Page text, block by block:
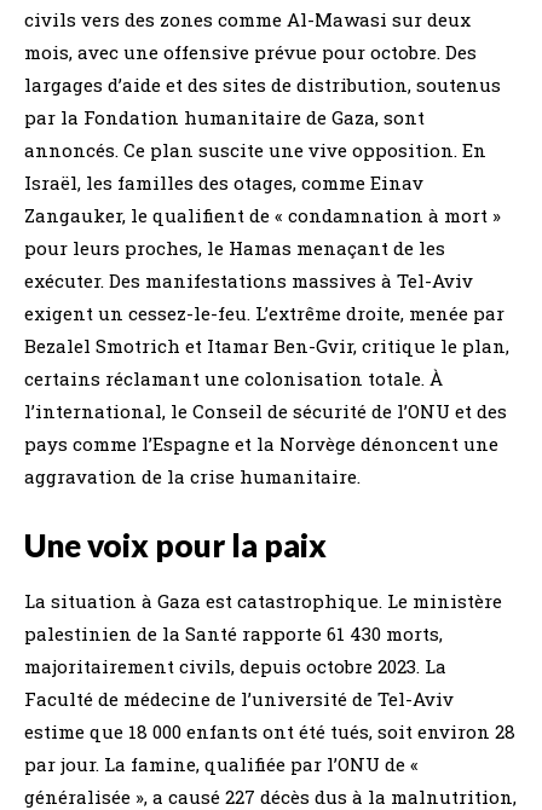
civils vers des zones comme Al-Mawasi sur deux
mois, avec une offensive prévue pour octobre. Des
largages d’aide et des sites de distribution, soutenus
par la Fondation humanitaire de Gaza, sont
annoncés. Ce plan suscite une vive opposition. En
Israël, les familles des otages, comme Einav
Zangauker, le qualifient de « condamnation à mort »
pour leurs proches, le Hamas menaçant de les
exécuter. Des manifestations massives à Tel-Aviv
exigent un cessez-le-feu. L’extrême droite, menée par
Bezalel Smotrich et Itamar Ben-Gvir, critique le plan,
certains réclamant une colonisation totale. À
l’international, le Conseil de sécurité de l’ONU et des
pays comme l’Espagne et la Norvège dénoncent une
aggravation de la crise humanitaire.
Une voix pour la paix
La situation à Gaza est catastrophique. Le ministère
palestinien de la Santé rapporte 61 430 morts,
majoritairement civils, depuis octobre 2023. La
Faculté de médecine de l’université de Tel-Aviv
estime que 18 000 enfants ont été tués, soit environ 28
par jour. La famine, qualifiée par l’ONU de «
généralisée », a causé 227 décès dus à la malnutrition,